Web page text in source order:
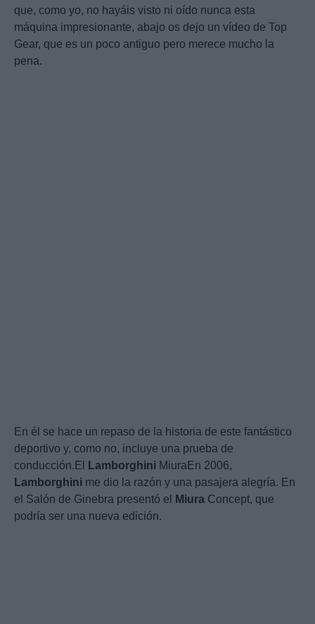
que, como yo, no hayáis visto ni oído nunca esta
máquina impresionante, abajo os dejo un vídeo de Top
Gear, que es un poco antiguo pero merece mucho la
pena.
En él se hace un repaso de la historia de este fantástico
deportivo y, como no, incluye una prueba de
conducción.El
Lamborghini MiuraEn 2006,
Lamborghini me dio la razón y una pasajera alegría. En
el Salón de Ginebra presentó el
Miura Concept, que
podría ser una nueva edición.